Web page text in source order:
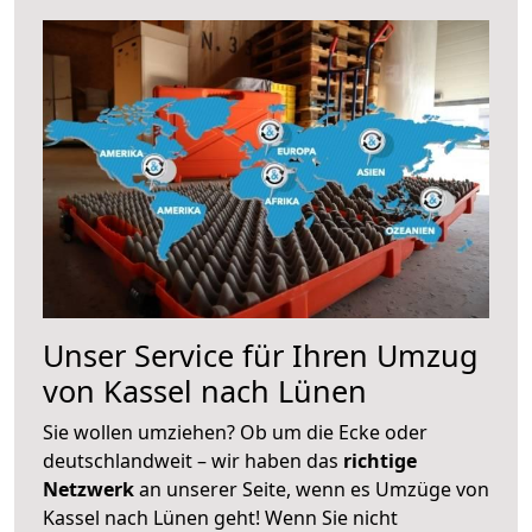
Unser Service für Ihren Umzug
von Kassel nach Lünen
Sie wollen umziehen? Ob um die Ecke oder
deutschlandweit – wir haben das richtige
Netzwerkan unserer Seite, wenn es Umzüge von
Kassel nach Lünen geht! Wenn Sie nicht